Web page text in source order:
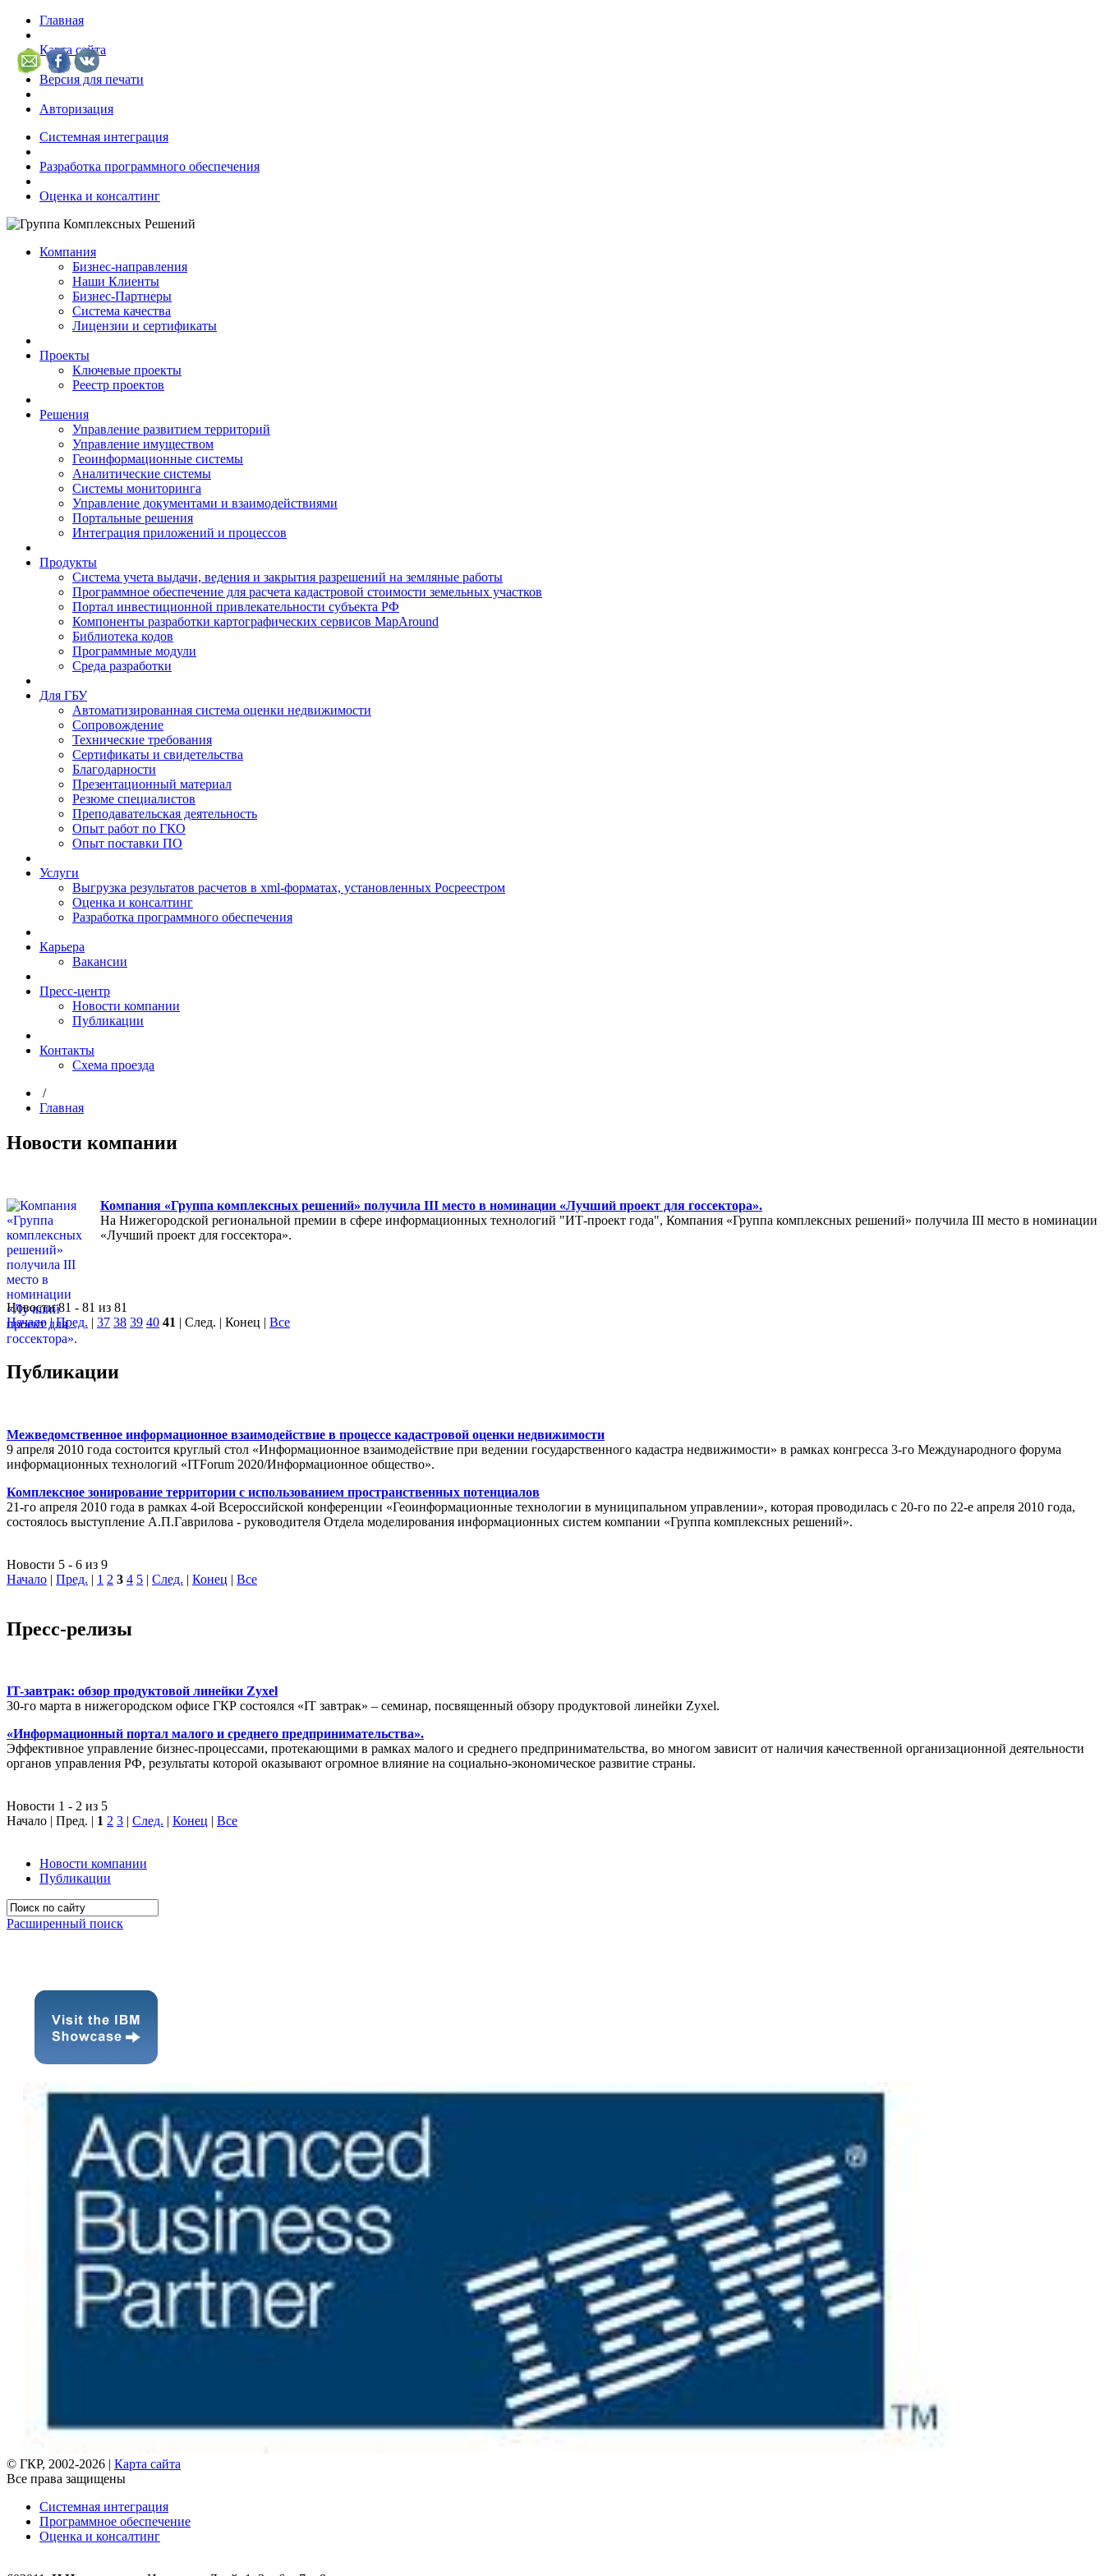
Главная
Карта сайта
Версия для печати
Авторизация
Системная интеграция
Разработка программного обеспечения
Оценка и консалтинг
Компания
Бизнес-направления
Наши Клиенты
Бизнес-Партнеры
Система качества
Лицензии и сертификаты
Проекты
Ключевые проекты
Реестр проектов
Решения
Управление развитием территорий
Управление имуществом
Геоинформационные системы
Аналитические системы
Системы мониторинга
Управление документами и взаимодействиями
Портальные решения
Интеграция приложений и процессов
Продукты
Система учета выдачи, ведения и закрытия разрешений на земляные работы
Программное обеспечение для расчета кадастровой стоимости земельных участков
Портал инвестиционной привлекательности субъекта РФ
Компоненты разработки картографических сервисов MapAround
Библиотека кодов
Программные модули
Среда разработки
Для ГБУ
Автоматизированная система оценки недвижимости
Сопровождение
Технические требования
Сертификаты и свидетельства
Благодарности
Презентационный материал
Резюме специалистов
Преподавательская деятельность
Опыт работ по ГКО
Опыт поставки ПО
Услуги
Выгрузка результатов расчетов в xml-форматах, установленных Росреестром
Оценка и консалтинг
Разработка программного обеспечения
Карьера
Вакансии
Пресс-центр
Новости компании
Публикации
Контакты
Схема проезда
/
Главная
Новости компании
Компания «Группа комплексных решений» получила III место в номинации «Лучший проект для госсектора».
На Нижегородской региональной премии в сфере информационных технологий "ИТ-проект года", Компания «Группа комплексных решений» получила III место в номинации
«Лучший проект для госсектора».
Новости 81 - 81 из 81
Начало |Пред. | 37 38 39 40 41 | След. | Конец | Все
Публикации
Межведомственное информационное взаимодействие в процессе кадастровой оценки недвижимости
9 апреля 2010 года состоится круглый стол «Информационное взаимодействие при ведении государственного кадастра недвижимости» в рамках конгресса 3-го Международного форума
информационных технологий «ITForum 2020/Информационное общество».
Комплексное зонирование территории с использованием пространственных потенциалов
21-го апреля 2010 года в рамках 4-ой Всероссийской конференции «Геоинформационные технологии в муниципальном управлении», которая проводилась с 20-го по 22-е апреля 2010 года,
состоялось выступление А.П.Гаврилова - руководителя Отдела моделирования информационных систем компании «Группа комплексных решений».
Новости 5 - 6 из 9
Начало | Пред. | 1 2 3 4 5 | След. | Конец | Все
Пресс-релизы
IT-завтрак: обзор продуктовой линейки Zyxel
30-го марта в нижегородском офисе ГКР состоялся «IT завтрак» – семинар, посвященный обзору продуктовой линейки Zyxel.
«Информационный портал малого и среднего предпринимательства».
Эффективное управление бизнес-процессами, протекающими в рамках малого и среднего предпринимательства, во многом зависит от наличия качественной организационной деятельности
органов управления РФ, результаты которой оказывают огромное влияние на социально-экономическое развитие страны.
Новости 1 - 2 из 5
Начало | Пред. | 1 2 3 | След. | Конец | Все
Новости компании
Публикации
Расширенный поиск
© ГКР, 2002-2026 | Карта сайта
Все права защищены
Системная интеграция
Программное обеспечение
Оценка и консалтинг